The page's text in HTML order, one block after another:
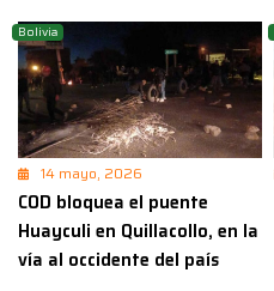
Bolivia
14 mayo, 2026
COD bloquea el puente
Huayculi en Quillacollo, en la
vía al occidente del país